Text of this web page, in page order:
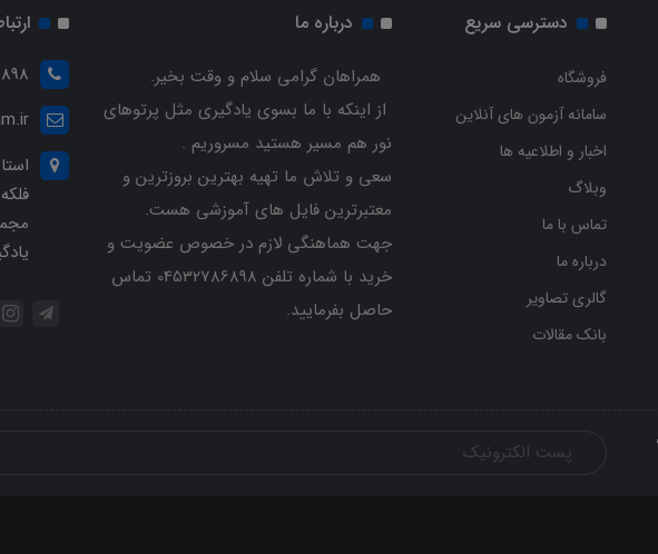
دسترسی سریع
فروشگاه
سامانه آزمون های آنلاین
اخبار و اطلاعیه ها
وبلاگ
تماس با ما
درباره ما
گالری تصاویر
بانک مقالات
درباره ما
همراهان گرامی سلام و وقت بخیر.
از اینکه با ما بسوی یادگیری مثل پرتوهای
نور هم مسیر هستید مسروریم .
سعی و تلاش ما تهیه بهترین بروزترین و
معتبرترین فایل های آموزشی هست.
جهت هماهنگی لازم در خصوص عضویت و
خرید با شماره تلفن 04532786898 تماس
حاصل بفرمایید.